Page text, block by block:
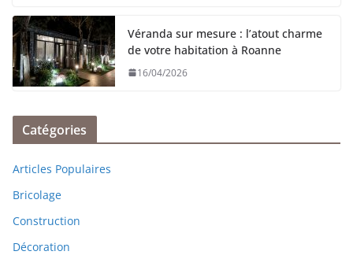
Véranda sur mesure : l’atout charme
de votre habitation à Roanne
16/04/2026
Catégories
Articles Populaires
Bricolage
Construction
Décoration